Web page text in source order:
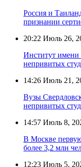
Россия и
признании
20:22 Июль 26,
Институт имени
непривитых
14:26 Июль 21,
Вузы
непривитых
14:57 Июль 8,
В Москве
более 3,2 млн
12:23 Июль 5,